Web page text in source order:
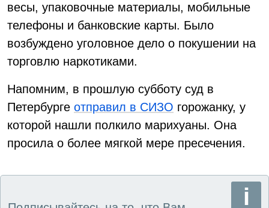
весы, упаковочные материалы, мобильные
телефоны и банковские карты. Было
возбуждено уголовное дело о покушении на
торговлю наркотиками.
Напомним, в прошлую субботу суд в
Петербурге отправил в СИЗО горожанку, у
которой нашли полкило марихуаны. Она
просила о более мягкой мере пресечения.